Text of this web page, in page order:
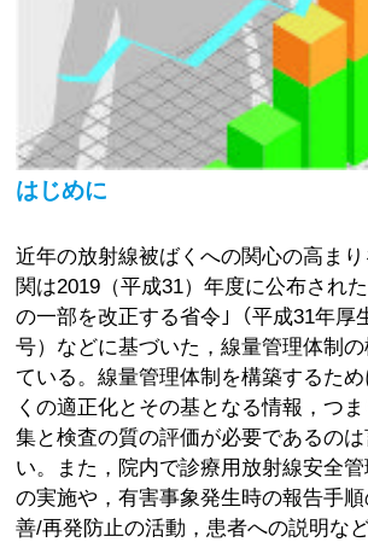
はじめに
近年の放射線被ばくへの関心の高ま
関は2019（平成31）年度に公布され
の一部を改正する省令｣（平成31年厚
号）などに基づいた，線量管理体制
ている。線量管理体制を構築するた
くの適正化とその基となる情報，つ
集と検査の質の評価が必要であるの
い。また，院内で診療用放射線安全
の実施や，有害事象発生時の報告手
善/再発防止の活動，患者への説明な